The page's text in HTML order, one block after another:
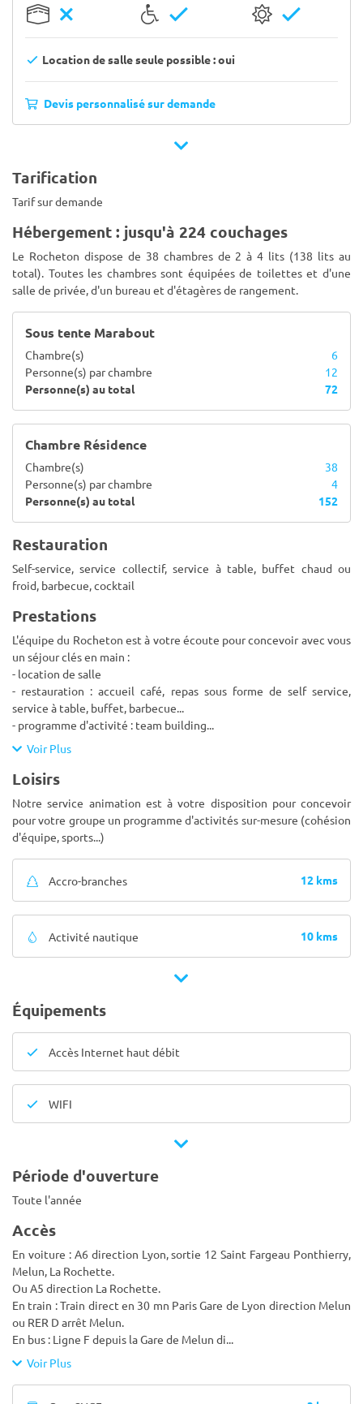
Location de salle seule possible : oui
Devis personnalisé sur demande
Tarification
Tarif sur demande
Hébergement : jusqu'à 224 couchages
Le Rocheton dispose de 38 chambres de 2 à 4 lits (138 lits au
total). Toutes les chambres sont équipées de toilettes et d'une
salle de privée, d'un bureau et d'étagères de rangement.
Sous tente Marabout
Chambre(s)
6
Personne(s) par chambre
12
Personne(s) au total
72
Chambre Résidence
Chambre(s)
38
Personne(s) par chambre
4
Personne(s) au total
152
Restauration
Self-service, service collectif, service à table, buffet chaud ou
froid, barbecue, cocktail
Prestations
L'équipe du Rocheton est à votre écoute pour concevoir avec vous
un séjour clés en main :
- location de salle
- restauration : accueil café, repas sous forme de self service,
service à table, buffet, barbecue...
- programme d'activité : team building...
Voir Plus
Loisirs
Notre service animation est à votre disposition pour concevoir
pour votre groupe un programme d'activités sur-mesure (cohésion
d'équipe, sports...)
Accro-branches 12 kms
Activité nautique 10 kms
Équipements
Accès Internet haut débit
WIFI
Période d'ouverture
Toute l'année
Accès
En voiture : A6 direction Lyon, sortie 12 Saint Fargeau Ponthierry,
Melun, La Rochette.
Ou A5 direction La Rochette.
En train : Train direct en 30 mn Paris Gare de Lyon direction Melun
ou RER D arrêt Melun.
En bus : Ligne F depuis la Gare de Melun di...
Voir Plus